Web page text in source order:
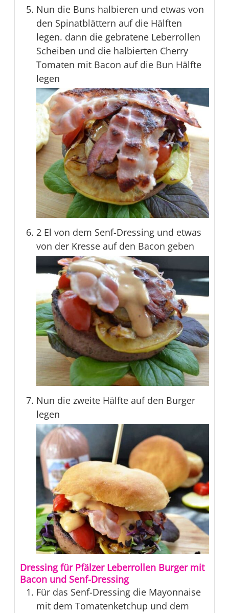
Nun die Buns halbieren und etwas von
den Spinatblättern auf die Hälften
legen. dann die gebratene Leberrollen
Scheiben und die halbierten Cherry
Tomaten mit Bacon auf die Bun Hälfte
legen
2 El von dem Senf-Dressing und etwas
von der Kresse auf den Bacon geben
Nun die zweite Hälfte auf den Burger
legen
Dressing für Pfälzer Leberrollen Burger mit
Bacon und Senf-Dressing
Für das Senf-Dressing die Mayonnaise
mit dem Tomatenketchup und dem